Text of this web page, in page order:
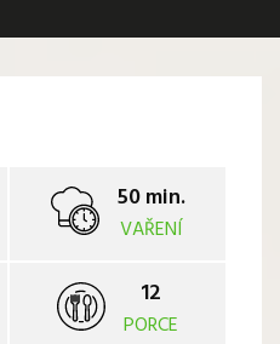
50 min.
VAŘENÍ
12
PORCE